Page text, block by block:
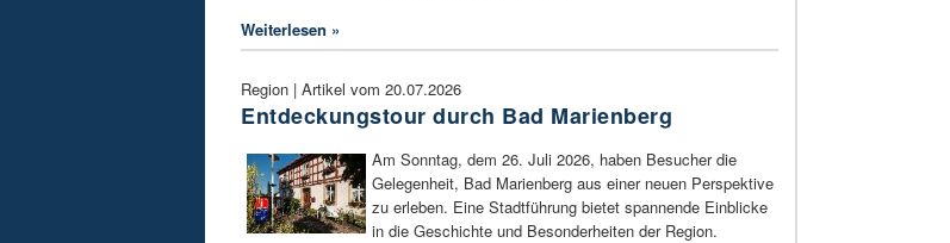
Weiterlesen »
Region | Artikel vom 20.07.2026
Entdeckungstour durch Bad Marienberg
Am Sonntag, dem 26. Juli 2026, haben Besucher die
Gelegenheit, Bad Marienberg aus einer neuen Perspektive
zu erleben. Eine Stadtführung bietet spannende Einblicke
in die Geschichte und Besonderheiten der Region.